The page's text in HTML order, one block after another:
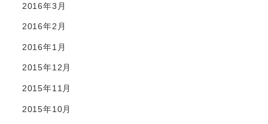
2016年3月
2016年2月
2016年1月
2015年12月
2015年11月
2015年10月